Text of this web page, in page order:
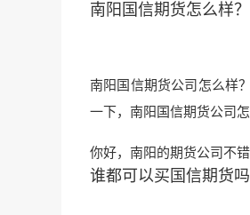
南阳国信期货怎么样？
南阳国信期货公司怎么样
一下，南阳国信期货公司怎
你好，南阳的期货公司不
谁都可以买国信期货吗